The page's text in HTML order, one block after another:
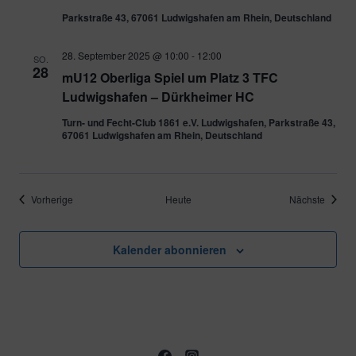
Parkstraße 43, 67061 Ludwigshafen am Rhein, Deutschland
SO.
28
mU12 Oberliga Spiel um Platz 3 TFC
Ludwigshafen – Dürkheimer HC
28. September 2025 @ 10:00 - 12:00
Turn- und Fecht-Club 1861 e.V. Ludwigshafen, Parkstraße 43,
67061 Ludwigshafen am Rhein, Deutschland
Vorherige Heute Nächste
Kalender abonnieren